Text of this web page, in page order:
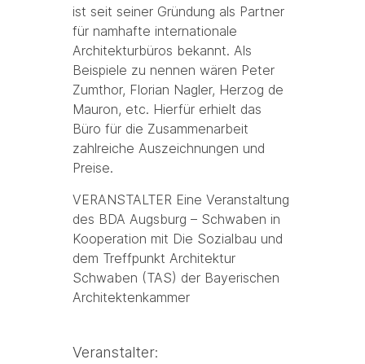
ist seit seiner Gründung als Partner
für namhafte internationale
Architekturbüros bekannt. Als
Beispiele zu nennen wären Peter
Zumthor, Florian Nagler, Herzog de
Mauron, etc. Hierfür erhielt das
Büro für die Zusammenarbeit
zahlreiche Auszeichnungen und
Preise.
VERANSTALTER Eine Veranstaltung
des BDA Augsburg – Schwaben in
Kooperation mit Die Sozialbau und
dem Treffpunkt Architektur
Schwaben (TAS) der Bayerischen
Architektenkammer
Veranstalter: